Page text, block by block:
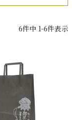
6件中 1-6件表示